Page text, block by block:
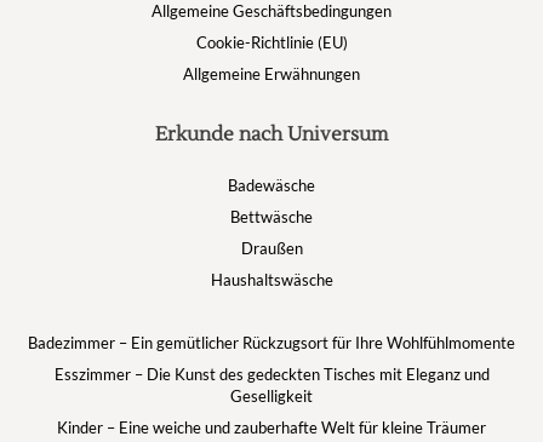
Allgemeine Geschäftsbedingungen
Cookie-Richtlinie (EU)
Allgemeine Erwähnungen
Erkunde nach Universum
Badewäsche
Bettwäsche
Draußen
Haushaltswäsche
Badezimmer – Ein gemütlicher Rückzugsort für Ihre Wohlfühlmomente
Esszimmer – Die Kunst des gedeckten Tisches mit Eleganz und
Geselligkeit
Kinder – Eine weiche und zauberhafte Welt für kleine Träumer